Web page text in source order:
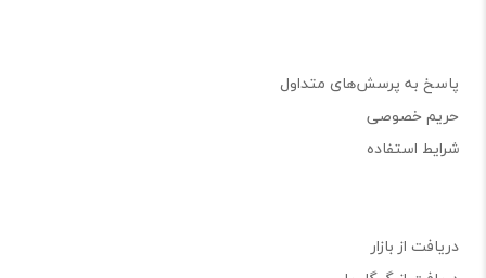
پاسخ به پرسش‌های متداول
حریم خصوصی
شرایط استفاده
دریافت از بازار